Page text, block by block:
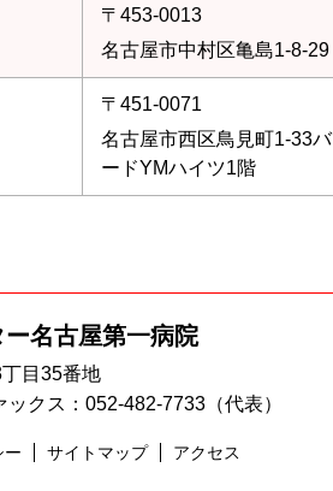
〒453-0013
名古屋市中村区亀島1-8-29
〒451-0071
名古屋市西区鳥見町1‐33バ
ードYMハイツ1階
ー名古屋第一病院
目35番地
ックス：052-482-7733（代表）
ー サイトマップ アクセス